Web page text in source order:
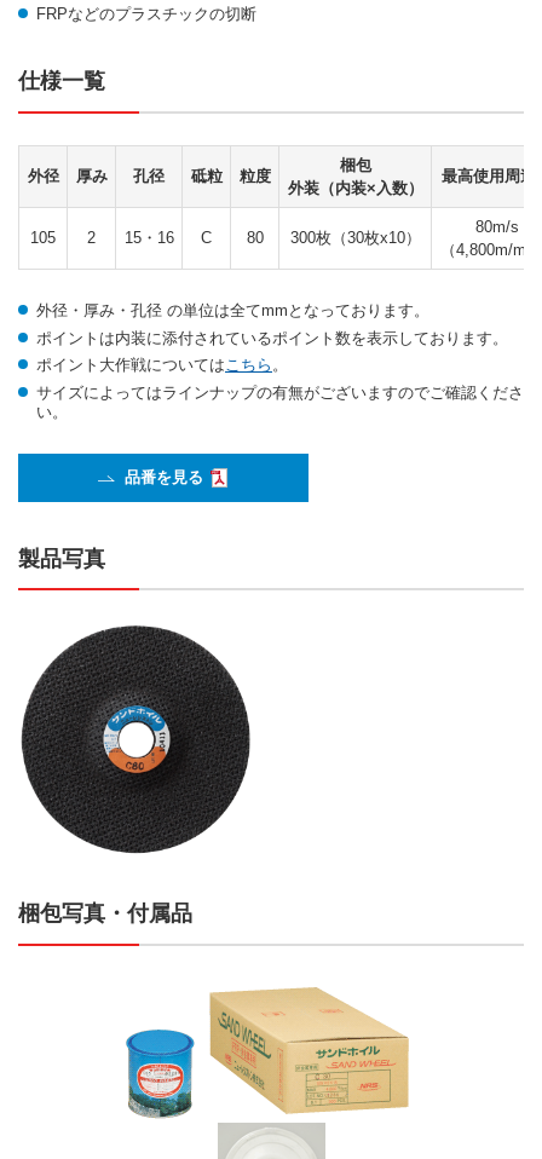
FRPなどのプラスチックの切断
仕様一覧
外径 厚み 孔径 砥粒 粒度
梱包
外装（内装×入数）
最高使用周速
105 2 15・16 C 80 300枚（30枚x10）
80m/s
（4,800m/min
外径・厚み・孔径 の単位は全てmmとなっております。
ポイントは内装に添付されているポイント数を表示しております。
ポイント大作戦についてはこちら 。
サイズによってはラインナップの有無がございますのでご確認くださ
い。
品番を見る
製品写真
梱包写真・付属品